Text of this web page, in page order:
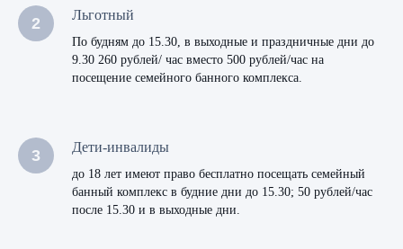
Льготный
По будням до 15.30, в выходные и праздничные дни до
9.30 260 рублей/ час вместо 500 рублей/час на
посещение семейного банного комплекса.
Дети-инвалиды
до 18 лет имеют право бесплатно посещать семейный
банный комплекс в будние дни до 15.30; 50 рублей/час
после 15.30 и в выходные дни.